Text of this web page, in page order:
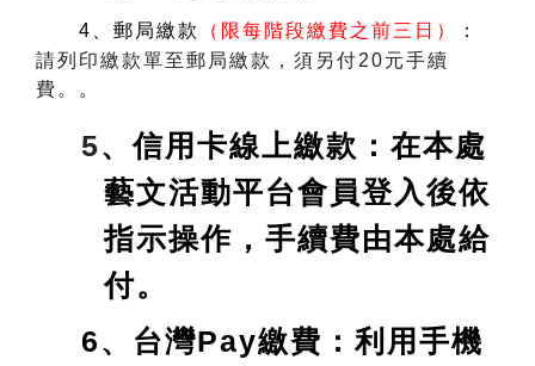
4、郵局繳款 （限每階段繳費之前三日）
：
請列印繳款單至郵局繳款，須另付20元手續
費。
。
5、信用卡線上繳款：在本處
藝文活動平台會員登入後依
指示操作，手續費由本處給
付。
6、台灣Pay繳費：利用手機